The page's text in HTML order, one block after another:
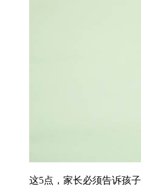
这5点，家长必须告诉孩子